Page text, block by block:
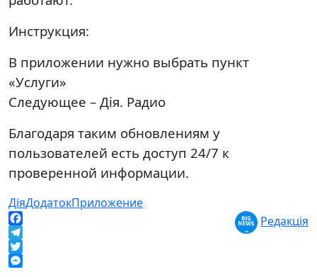
Инструкция:
В приложении нужно выбрать пункт
«Услуги»
Следующее – Дія. Радио
Благодаря таким обновлениям у
пользователей есть доступ 24/7 к
проверенной информации.
ДіяДодатокПриложение
Facebook
Telegram
Twitter
Редакція